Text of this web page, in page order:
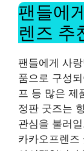
팬들에
렌즈 추
팬들에게 사
품으로 구성
프 등 많은 제
정판 굿즈는
관심을 불러
카카오프렌즈